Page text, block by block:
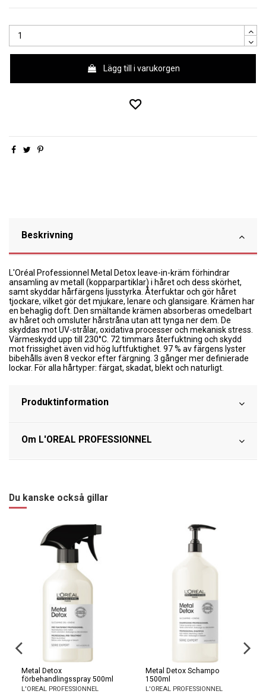
Lägg till i varukorgen
Beskrivning
L'Oréal Professionnel Metal Detox leave-in-kräm förhindrar
ansamling av metall (kopparpartiklar) i håret och dess skörhet,
samt skyddar hårfärgens ljusstyrka. Återfuktar och gör håret
tjockare, vilket gör det mjukare, lenare och glansigare. Krämen har
en behaglig doft. Den smältande krämen absorberas omedelbart
av håret och omsluter hårstråna utan att tynga ner dem. De
skyddas mot UV-strålar, oxidativa processer och mekanisk stress.
Värmeskydd upp till 230°C. 72 timmars återfuktning och skydd
mot frissighet även vid hög luftfuktighet. 97 % av färgens lyster
bibehålls även 8 veckor efter färgning. 3 gånger mer definierade
lockar. För alla hårtyper: färgat, skadat, blekt och naturligt.
Produktinformation
Om L'OREAL PROFESSIONNEL
Du kanske också gillar
Metal Detox
förbehandlingsspray 500ml
L'OREAL PROFESSIONNEL
Metal Detox Schampo
1500ml
L'OREAL PROFESSIONNEL